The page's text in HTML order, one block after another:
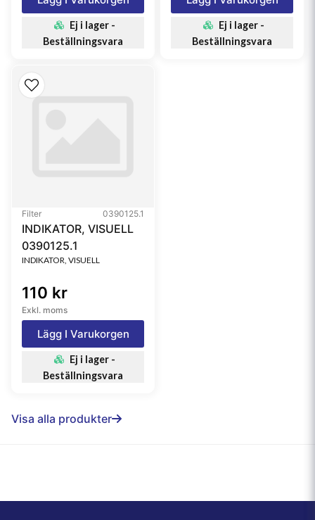
Ej i lager -
Beställningsvara
Ej i lager -
Beställningsvara
Filter 0390125.1
INDIKATOR, VISUELL
0390125.1
INDIKATOR, VISUELL
110 kr
Exkl. moms
Lägg I Varukorgen
Ej i lager -
Beställningsvara
Visa alla produkter